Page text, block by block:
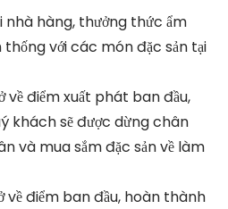
hàng, thưởng thức ẩm
với các món đặc sản tại
về điểm xuất phát ban đầu,
khách sẽ được dừng chân
và mua sắm đặc sản về làm
về điểm ban đầu, hoàn thành